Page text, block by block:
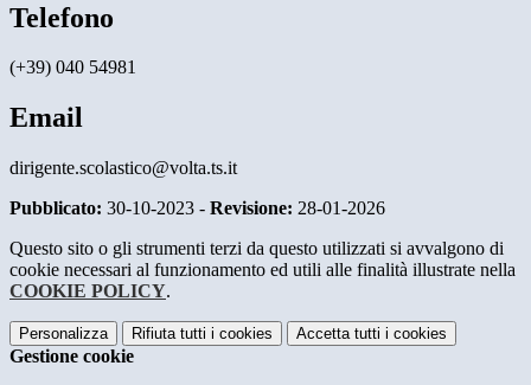
Telefono
(+39) 040 54981
Email
dirigente.scolastico@volta.ts.it
Pubblicato: 30-10-2023 - Revisione: 28-01-2026
Questo sito o gli strumenti terzi da questo utilizzati si avvalgono di
cookie necessari al funzionamento ed utili alle finalità illustrate nella
COOKIE POLICY.
Personalizza Rifiuta tutti i cookies Accetta tutti i cookies
Gestione cookie